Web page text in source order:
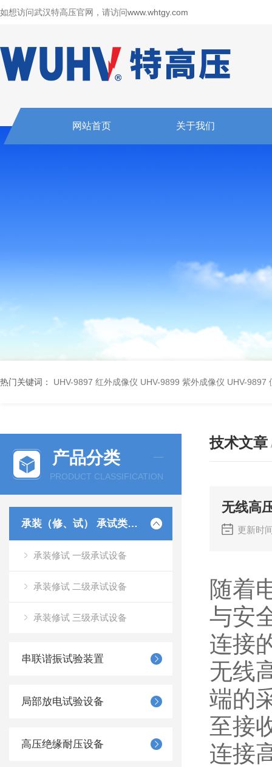
如想访问武汉特高压官网，请访问www.whtgy.com
网站首页 关于我们
热门关键词： UHV-9897 红外成像仪 UHV-9899 紫外成像仪 UHV-9897
产品分类
PRODUCT CLASSIFICATION
承装（修、试） 承试类仪器
承装修试 一级承试设备
承装修试 二级承试设备
承装修试 三级承试设备
串联谐振试验装置
局部放电试验设备
高压绝缘耐压设备
技术文章
无线高
更新时
随着
与安
连接
无线
端的
至接
连接